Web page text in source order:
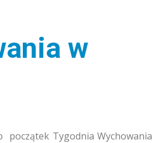
w
początek Tygodnia Wychowania